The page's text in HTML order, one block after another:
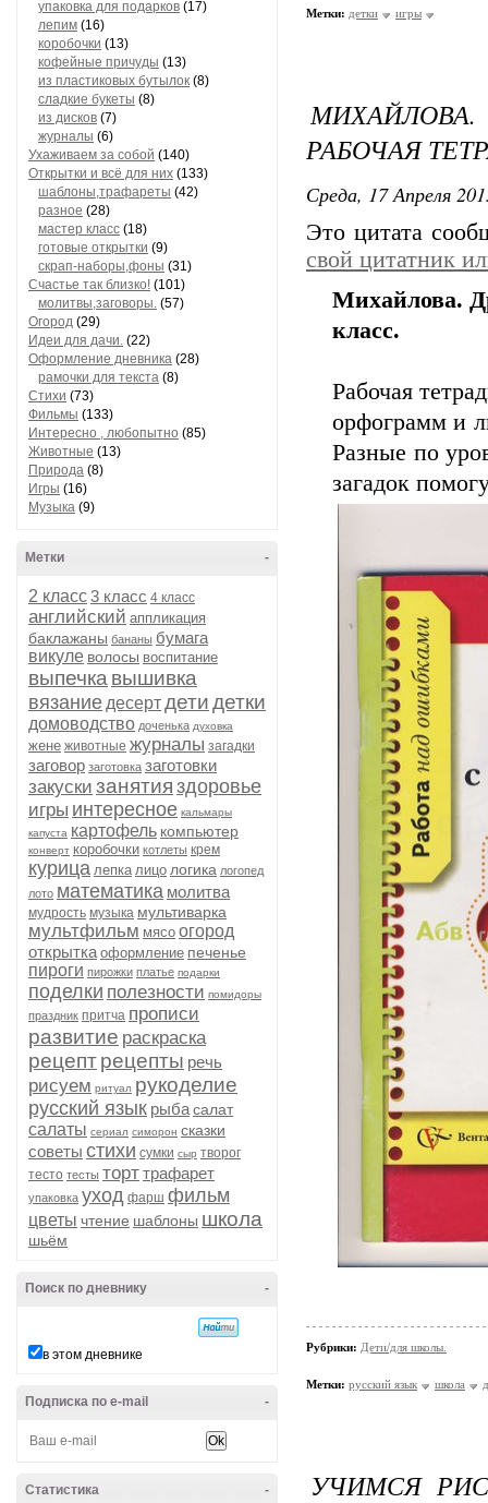
упаковка для подарков (17)
лепим (16)
коробочки (13)
кофейные причуды (13)
из пластиковых бутылок (8)
сладкие букеты (8)
из дисков (7)
журналы (6)
Ухаживаем за собой (140)
Открытки и всё для них (133)
шаблоны,трафареты (42)
разное (28)
мастер класс (18)
готовые открытки (9)
скрап-наборы,фоны (31)
Счастье так близко! (101)
молитвы,заговоры. (57)
Огород (29)
Идеи для дачи. (22)
Оформление дневника (28)
рамочки для текста (8)
Стихи (73)
Фильмы (133)
Интересно , любопытно (85)
Животные (13)
Природа (8)
Игры (16)
Музыка (9)
-
Метки
2 класс3 класс 4 класс
английский аппликация
баклажаны бананы бумага
викуле волосы воспитание
выпечка вышивка
вязание десертдетидетки
домоводство доченька духовка
жене животные журналы загадки
заговор заготовка заготовки
закуски занятия здоровье
игры интересное кальмары
капуста картофель компьютер
конверт коробочки котлеты крем
курица лепка лицо логика логопед
лото математика молитва
мудрость музыка мультиварка
мультфильм мясо огород
открытка оформление печенье
пироги пирожки платье подарки
поделки полезности помидоры
праздник притча прописи
развитие раскраска
рецептрецепты речь
рисуем ритуал рукоделие
русский язык рыбасалат
салаты сериал симорон сказки
советы стихи сумки сыр творог
тесто тесты торттрафарет
упаковка уход фарш фильм
цветы чтение шаблоны школа
шьём
-
Поиск по дневнику
в этом дневнике
-
Подписка по e-mail
-
Статистика
Метки: детки игры
РАБОЧАЯ
Среда, 17 Апреля
Это цитата
свой цитатник
Михайлова.
класс.
Рабочая
орфограмм и
Разные по
загадок
Рубрики: Дети/для школы.
Метки: русский язык школа
УЧИМСЯ